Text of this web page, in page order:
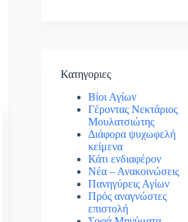
Κατηγοριες
Βίοι Αγίων
Γέροντας Νεκτάριος
Μουλατσιώτης
Διάφορα ψυχωφελή
κείμενα
Κάτι ενδιαφέρον
Νέα – Ανακοινώσεις
Πανηγύρεις Αγίων
Πρός αναγνώστες
επιστολή